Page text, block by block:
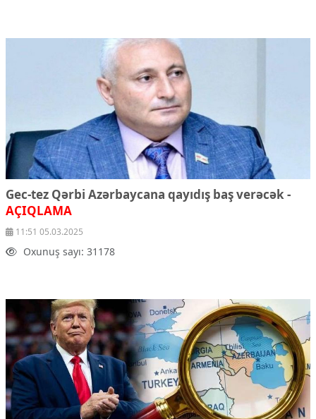
Gec-tez Qərbi Azərbaycana qayıdış baş verəcək -
AÇIQLAMA
11:51 05.03.2025
Oxunuş sayı: 31178